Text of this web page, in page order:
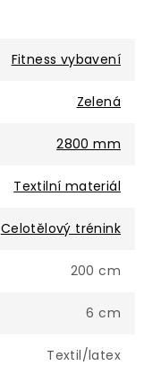
Fitness vybavení
Zelená
2800 mm
Textilní materiál
Celotělový trénink
200 cm
6 cm
Textil/latex